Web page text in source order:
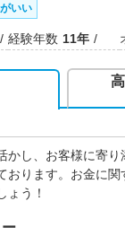
いい
経験年数 11年
かし、お客様に寄り
おります。お金に
ょう！